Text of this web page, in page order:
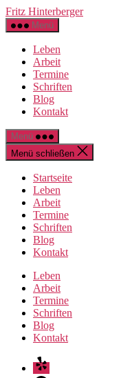
Direkt
zum
Inhalt
wechseln
Fritz Hinterberger
Menü
Leben
Arbeit
Termine
Schriften
Blog
Kontakt
Menü
Menü schließen
Startseite
Leben
Arbeit
Termine
Schriften
Blog
Kontakt
Leben
Arbeit
Termine
Schriften
Blog
Kontakt
Yelp